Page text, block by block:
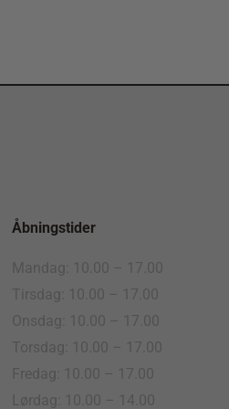
Åbningstider
Mandag: 10.00 – 17.00
Tirsdag: 10.00 – 17.00
Onsdag: 10.00 – 17.00
Torsdag: 10.00 – 17.00
Fredag: 10.00 – 17.00
Lørdag: 10.00 – 14.00